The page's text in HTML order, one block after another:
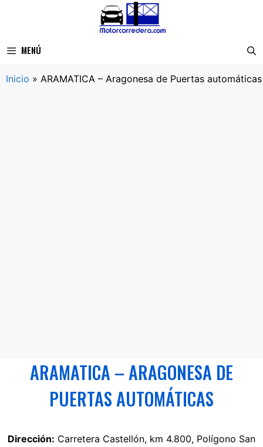
MENÚ
Inicio » ARAMATICA – Aragonesa de Puertas automáticas
ARAMATICA – ARAGONESA DE
PUERTAS AUTOMÁTICAS
Dirección: Carretera Castellón, km 4.800, Polígono San